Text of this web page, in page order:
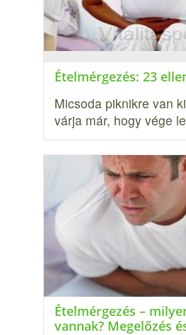
Ételmérgezés: 23
Micsoda piknikre van
várja már, hogy vége
Ételmérgezés –
vannak? Megelőzés